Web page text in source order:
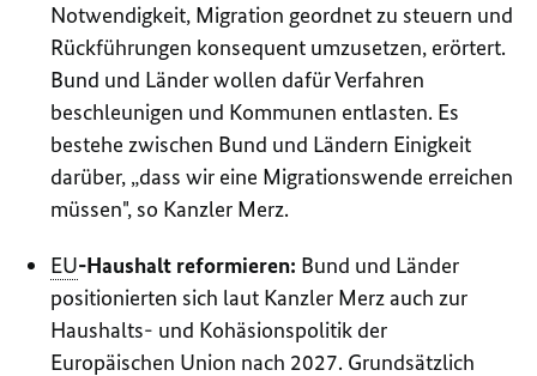
Notwendigkeit, Migration geordnet zu steuern und
Rückführungen konsequent umzusetzen, erörtert.
Bund und Länder wollen dafür Verfahren
beschleunigen und Kommunen entlasten. Es
bestehe zwischen Bund und Ländern Einigkeit
darüber, „dass wir eine Migrationswende erreichen
müssen", so Kanzler Merz.
EU-Haushalt reformieren: Bund und Länder
positionierten sich laut Kanzler Merz auch zur
Haushalts- und Kohäsionspolitik der
Europäischen Union nach 2027. Grundsätzlich